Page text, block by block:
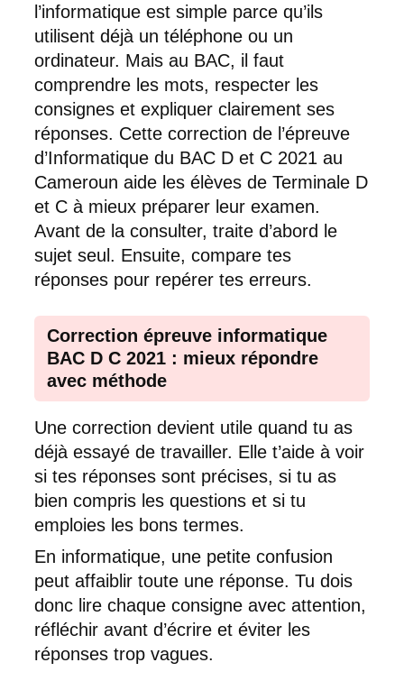
l’informatique est simple parce qu’ils
utilisent déjà un téléphone ou un
ordinateur. Mais au BAC, il faut
comprendre les mots, respecter les
consignes et expliquer clairement ses
réponses. Cette correction de l’épreuve
d’Informatique du BAC D et C 2021 au
Cameroun aide les élèves de Terminale D
et C à mieux préparer leur examen.
Avant de la consulter, traite d’abord le
sujet seul. Ensuite, compare tes
réponses pour repérer tes erreurs.
Correction épreuve informatique
BAC D C 2021 : mieux répondre
avec méthode
Une correction devient utile quand tu as
déjà essayé de travailler. Elle t’aide à voir
si tes réponses sont précises, si tu as
bien compris les questions et si tu
emploies les bons termes.
En informatique, une petite confusion
peut affaiblir toute une réponse. Tu dois
donc lire chaque consigne avec attention,
réfléchir avant d’écrire et éviter les
réponses trop vagues.